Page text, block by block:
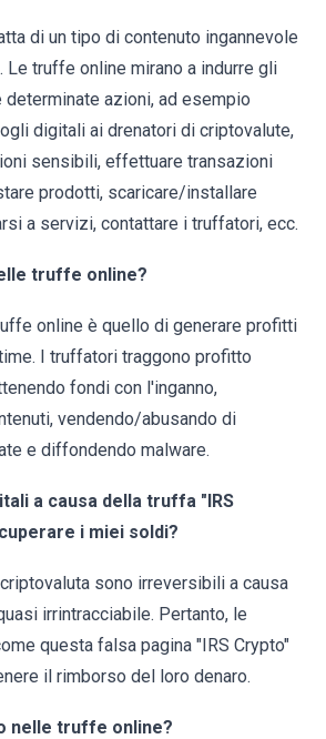
di un tipo di contenuto ingannevole
Le truffe online mirano a indurre gli
determinate azioni, ad esempio
digitali ai drenatori di criptovalute,
sensibili, effettuare transazioni
prodotti, scaricare/installare
a servizi, contattare i truffatori, ecc.
truffe online?
online è quello di generare profitti
I truffatori traggono profitto
fondi con l'inganno,
vendendo/abusando di
e diffondendo malware.
a causa della truffa "IRS
i miei soldi?
sono irreversibili a causa
irrintracciabile. Pertanto, le
questa falsa pagina "IRS Crypto"
il rimborso del loro denaro.
nelle truffe online?